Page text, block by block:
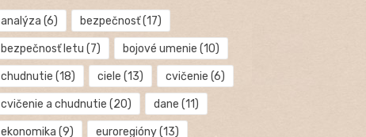
analýza (6) bezpečnosť(17)
bezpečnosť letu (7) bojové umenie (10)
chudnutie (18) ciele (13) cvičenie (6)
cvičenie a chudnutie (20) dane (11)
ekonomika (9) euroregióny(13)